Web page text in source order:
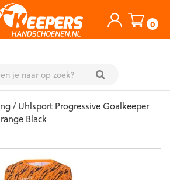
0
/ Uhlsport Progressive Goalkeeper
Black